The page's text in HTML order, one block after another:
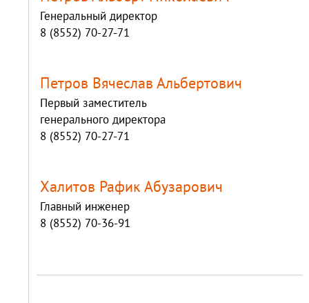
Генеральный директор
8 (8552) 70-27-71
Петров Вячеслав Альбертович
Первый заместитель
генерального директора
8 (8552) 70-27-71
Халитов Рафик Абузарович
Главный инженер
8 (8552) 70-36-91